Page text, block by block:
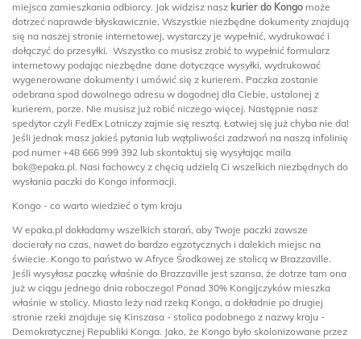
miejsca zamieszkania odbiorcy. Jak widzisz nasz kurier do Kongo może
dotrzeć naprawde błyskawicznie. Wszystkie niezbędne dokumenty znajdują
się na naszej stronie internetowej, wystarczy je wypełnić, wydrukować i
dołączyć do przesyłki. Wszystko co musisz zrobić to wypełnić formularz
internetowy podając niezbędne dane dotyczące wysyłki, wydrukować
wygenerowane dokumenty i umówić się z kurierem. Paczka zostanie
odebrana spod dowolnego adresu w dogodnej dla Ciebie, ustalonej z
kurierem, porze. Nie musisz już robić niczego więcej. Następnie nasz
spedytor czyli FedEx Lotniczy zajmie się resztą. Łatwiej się już chyba nie da!
Jeśli jednak masz jakieś pytania lub wątpliwości zadzwoń na naszą infolinię
pod numer +48 666 999 392 lub skontaktuj się wysyłając maila
bok@epaka.pl. Nasi fachowcy z chęcią udzielą Ci wszelkich niezbędnych do
wysłania paczki do Kongo informacji.
Kongo - co warto wiedzieć o tym kraju
W epaka.pl dokładamy wszelkich starań, aby Twoje paczki zawsze
docierały na czas, nawet do bardzo egzotycznych i dalekich miejsc na
świecie. Kongo to państwo w Afryce Środkowej ze stolicą w Brazzaville.
Jeśli wysyłasz paczkę właśnie do Brazzaville jest szansa, że dotrze tam ona
już w ciągu jednego dnia roboczego! Ponad 30% Kongijczyków mieszka
właśnie w stolicy. Miasto leży nad rzeką Kongo, a dokładnie po drugiej
stronie rzeki znajduje się Kinszasa - stolica podobnego z nazwy kraju -
Demokratycznej Republiki Konga. Jako, że Kongo było skolonizowane przez